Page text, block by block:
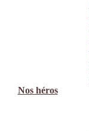
Nos héros